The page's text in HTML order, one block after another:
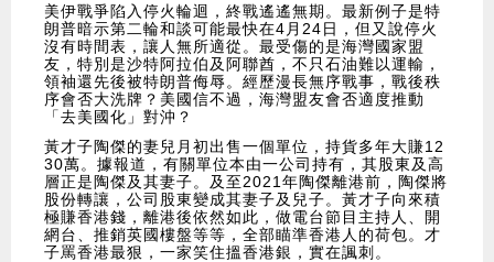
美伊戰爭陷入停火輪迴，終戰遙遙無期。最新例子是特
朗普暗示第二輪和談可能最快在4月24日，但又說停火
沒有時間表，讓人無所適從。最受傷的是海灣國家盟
友，特別是沙特阿拉伯及阿聯酋，不只石油難以運輸，
領袖還先後被特朗普侮辱。經歷漫長無序戰事，戰後秩
序會否大洗牌？美國信不過，海灣盟友會否適度推動
「去美國化」對沖？
黃才子陶傑的妻兒月初出售一個單位，持貨多年大賺12
30萬。據報道，有關單位本由一公司持有，其股東及高
層正是陶傑及其妻子。及至2021年陶傑離港前，陶傑將
股份轉讓，公司股東變成其妻子及兒子。黃才子向來積
極賺香港錢，離港後依然如此，做電台節目主持人、開
網台、推銷英國樓盤等等，全部瞄準香港人的荷包。才
子罵香港最狠，一家笑住搵香港銀，實在諷刺。